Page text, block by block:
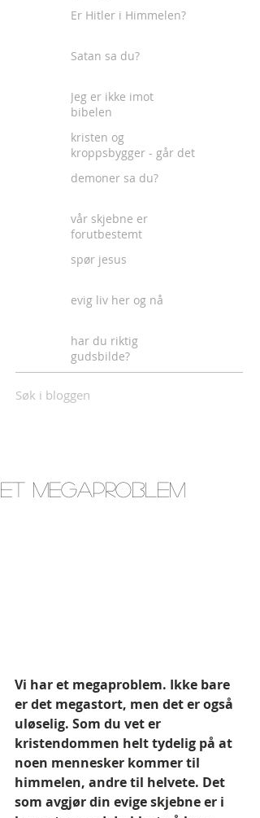
Søk i bloggen
Er Hitler i Himmelen?
Satan sa du?
Jeg er ikke imot
bibelen
kristen og
kroppsbygger - går det
demoner sa du?
vår skjebne er
forutbestemt
spør jesus
evig liv her og nå
har du riktig
gudsbilde?
ET MEGAPROBLEM
Vi har et megaproblem. Ikke bare
er det megastort, men det er også
uløselig. Som du vet er
kristendommen helt tydelig på at
noen mennesker kommer til
himmelen, andre til helvete. Det
som avgjør din evige skjebne er i